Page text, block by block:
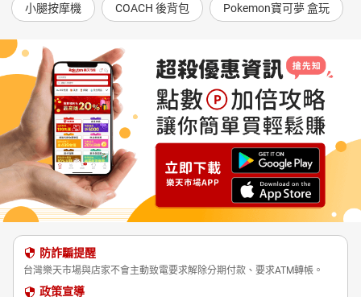
小腿按摩機 COACH 後背包 Pokemon寶可夢 盒玩
防詐騙提醒
台灣樂天市場與店家不會主動致電要求解除分期付款、要求ATM轉帳。
政策宣導